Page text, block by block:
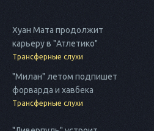
Хуан Мата продолжит
карьеру в "Атлетико"
Трансферные слухи
"Милан" летом подпишет
форварда и хавбека
Трансферные слухи